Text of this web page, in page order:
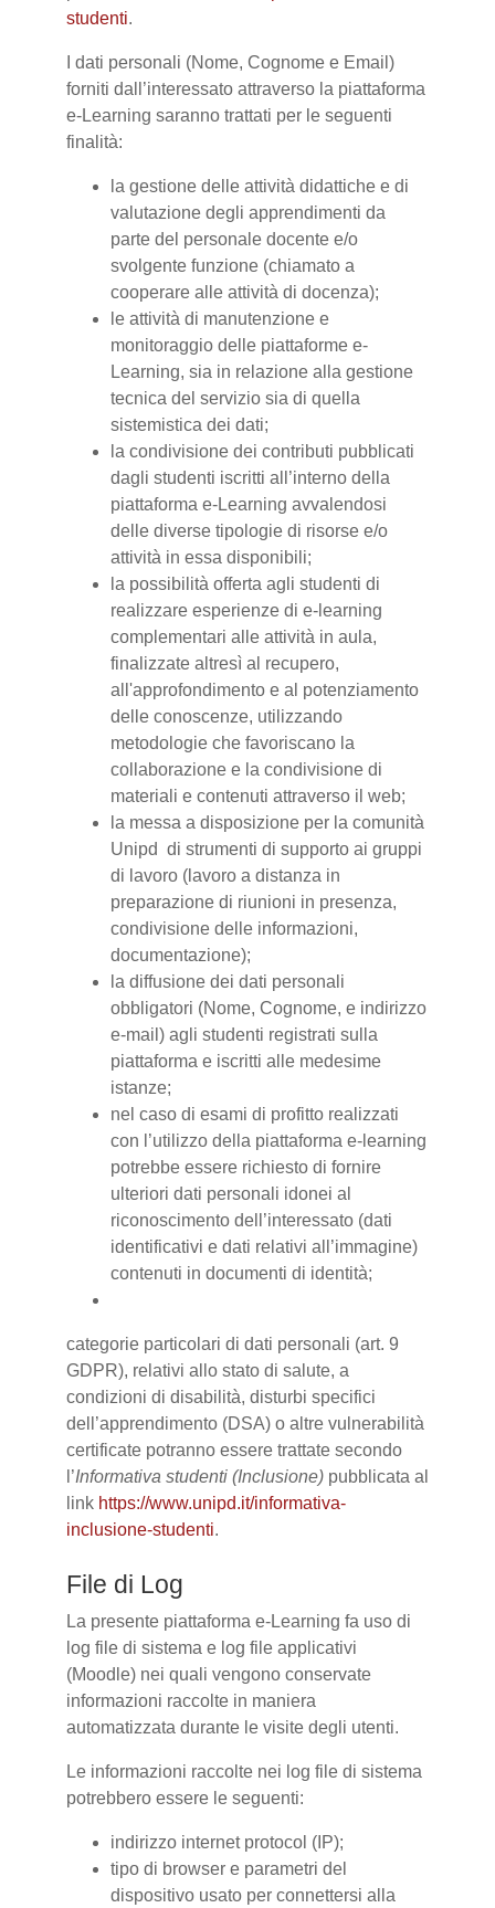
studenti.
I dati personali (Nome, Cognome e Email)
forniti dall’interessato attraverso la piattaforma
e-Learning saranno trattati per le seguenti
finalità:
la gestione delle attività didattiche e di
valutazione degli apprendimenti da
parte del personale docente e/o
svolgente funzione (chiamato a
cooperare alle attività di docenza);
le attività di manutenzione e
monitoraggio delle piattaforme e-
Learning, sia in relazione alla gestione
tecnica del servizio sia di quella
sistemistica dei dati;
la condivisione dei contributi pubblicati
dagli studenti iscritti all’interno della
piattaforma e-Learning avvalendosi
delle diverse tipologie di risorse e/o
attività in essa disponibili;
la possibilità offerta agli studenti di
realizzare esperienze di e-learning
complementari alle attività in aula,
finalizzate altresì al recupero,
all'approfondimento e al potenziamento
delle conoscenze, utilizzando
metodologie che favoriscano la
collaborazione e la condivisione di
materiali e contenuti attraverso il web;
la messa a disposizione per la comunità
Unipd di strumenti di supporto ai gruppi
di lavoro (lavoro a distanza in
preparazione di riunioni in presenza,
condivisione delle informazioni,
documentazione);
la diffusione dei dati personali
obbligatori (Nome, Cognome, e indirizzo
e-mail) agli studenti registrati sulla
piattaforma e iscritti alle medesime
istanze;
nel caso di esami di profitto realizzati
con l’utilizzo della piattaforma e-learning
potrebbe essere richiesto di fornire
ulteriori dati personali idonei al
riconoscimento dell’interessato (dati
identificativi e dati relativi all’immagine)
contenuti in documenti di identità;
categorie particolari di dati personali (art. 9
GDPR), relativi allo stato di salute, a
condizioni di disabilità, disturbi specifici
dell’apprendimento (DSA) o altre vulnerabilità
certificate potranno essere trattate secondo
l’Informativa studenti (Inclusione) pubblicata al
link https://www.unipd.it/informativa-
inclusione-studenti.
File di Log
La presente piattaforma e-Learning fa uso di
log file di sistema e log file applicativi
(Moodle) nei quali vengono conservate
informazioni raccolte in maniera
automatizzata durante le visite degli utenti.
Le informazioni raccolte nei log file di sistema
potrebbero essere le seguenti:
indirizzo internet protocol (IP);
tipo di browser e parametri del
dispositivo usato per connettersi alla